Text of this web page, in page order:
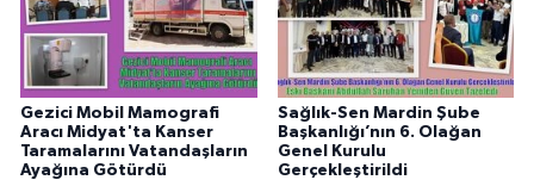
Gezici Mobil Mamografi
Aracı Midyat'ta Kanser
Taramalarını Vatandaşların
Ayağına Götürdü
Sağlık-Sen Mardin Şube
Başkanlığı’nın 6. Olağan
Genel Kurulu
Gerçekleştirildi